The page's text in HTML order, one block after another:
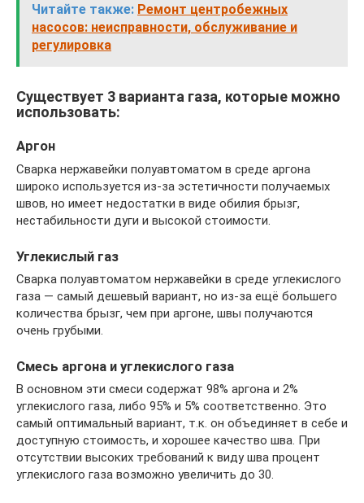
Читайте также: Ремонт центробежных
насосов: неисправности, обслуживание и
регулировка
Существует 3 варианта газа, которые можно
использовать:
Аргон
Сварка нержавейки полуавтоматом в среде аргона
широко используется из-за эстетичности получаемых
швов, но имеет недостатки в виде обилия брызг,
нестабильности дуги и высокой стоимости.
Углекислый газ
Сварка полуавтоматом нержавейки в среде углекислого
газа — самый дешевый вариант, но из-за ещё большего
количества брызг, чем при аргоне, швы получаются
очень грубыми.
Cмесь аргона и углекислого газа
В основном эти смеси содержат 98% аргона и 2%
углекислого газа, либо 95% и 5% соответственно. Это
самый оптимальный вариант, т.к. он объединяет в себе и
доступную стоимость, и хорошее качество шва. При
отсутствии высоких требований к виду шва процент
углекислого газа возможно увеличить до 30.